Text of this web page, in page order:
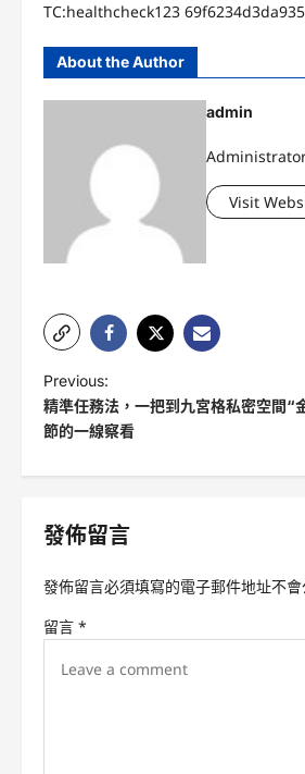
TC:healthcheck123
About the Author
admin
Visit
P
o
t
n
a
v
i
Previous:
精準任務法，一把到九宮格私密空間
節的一線察看
發佈留言
發佈留言必須填寫的電子郵件地址不會
留言 *